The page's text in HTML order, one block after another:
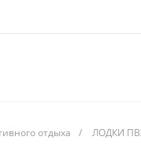
отдыха / ЛОДКИ